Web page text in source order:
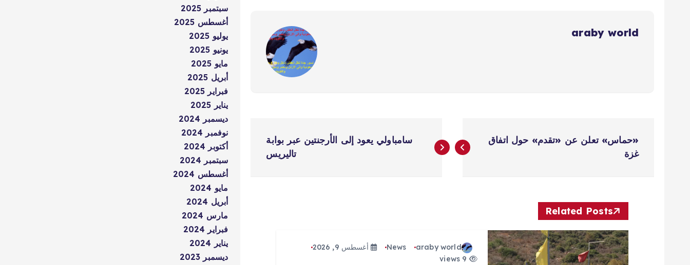
araby world
ص
«حماس» تعلن عن «تقدم» حول اتفاق
غزة
سامباولي يعود إلى الأرجنتين عبر بوابة
تاليريس
Related Posts
araby world
News
أغسطس 9, 2026
سبتمبر 2025
أغسطس 2025
يوليو 2025
يونيو 2025
مايو 2025
أبريل 2025
فبراير 2025
يناير 2025
ديسمبر 2024
نوفمبر 2024
أكتوبر 2024
سبتمبر 2024
أغسطس 2024
مايو 2024
أبريل 2024
مارس 2024
فبراير 2024
يناير 2024
ديسمبر 2023